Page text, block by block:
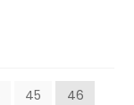
45
46